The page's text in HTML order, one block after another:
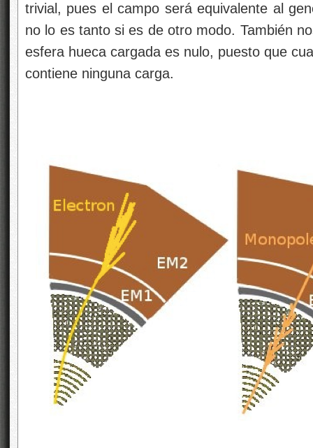
trivial, pues el campo será equivalente al
no lo es tanto si es de otro modo. También
esfera hueca cargada es nulo, puesto que
contiene ninguna carga.